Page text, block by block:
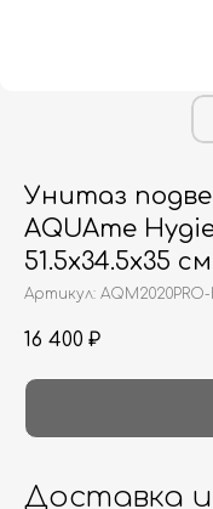
Унитаз
AQUAme
51.5x34.5x35 см
Артикул: AQM2020PRO-
16 400 ₽
Доставка